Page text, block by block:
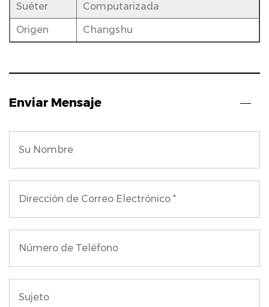
Suéter
Computarizada
Origen Changshu
Enviar Mensaje